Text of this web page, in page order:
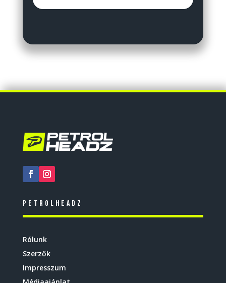
Petrolheadz
Rólunk
Szerzők
Impresszum